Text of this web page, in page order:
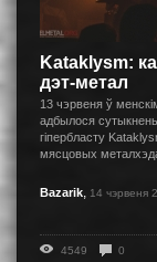
Kataklysm:
дэт-метал
13 чэрвеня ў
адбылося
гіпербласту
мясцовых
Bazarik, 14 чэрвеня
4549 0